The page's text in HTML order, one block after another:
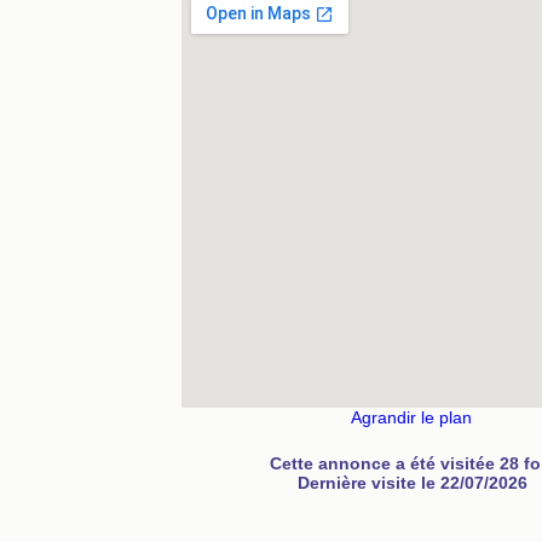
Agrandir le plan
Cette annonce a été visitée 28
Dernière visite le 22/07/2026